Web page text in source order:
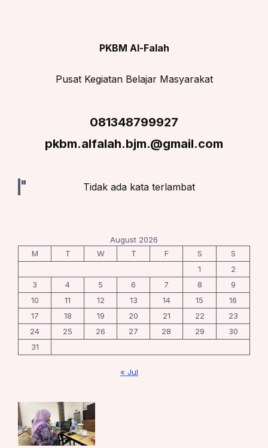
PKBM Al-Falah
Pusat Kegiatan Belajar Masyarakat
081348799927
pkbm.alfalah.bjm.@gmail.com
Tidak ada kata terlambat
August 2026
M
T W T F S
S
1
2
3
4 5 6 7 8
9
10
11 12 13 14 15
16
17
18 19 20 21 22
23
24
25 26 27 28 29
30
31
« Jul